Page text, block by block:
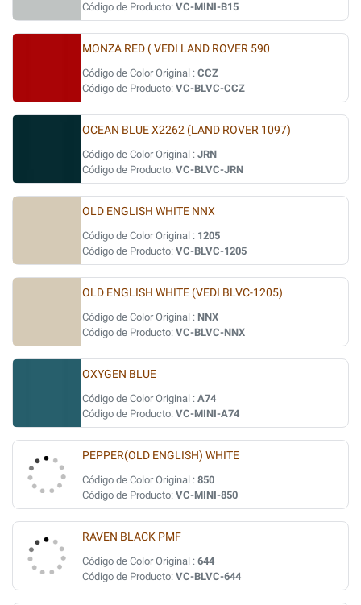
Código de Producto: VC-MINI-B15
MONZA RED ( VEDI LAND ROVER 590
Código de Color Original : CCZ
Código de Producto: VC-BLVC-CCZ
OCEAN BLUE X2262 (LAND ROVER 1097)
Código de Color Original : JRN
Código de Producto: VC-BLVC-JRN
OLD ENGLISH WHITE NNX
Código de Color Original : 1205
Código de Producto: VC-BLVC-1205
OLD ENGLISH WHITE (VEDI BLVC-1205)
Código de Color Original : NNX
Código de Producto: VC-BLVC-NNX
OXYGEN BLUE
Código de Color Original : A74
Código de Producto: VC-MINI-A74
PEPPER(OLD ENGLISH) WHITE
Código de Color Original : 850
Código de Producto: VC-MINI-850
RAVEN BLACK PMF
Código de Color Original : 644
Código de Producto: VC-BLVC-644